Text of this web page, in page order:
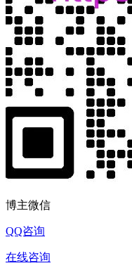
博主微信
QQ咨询
在线咨询